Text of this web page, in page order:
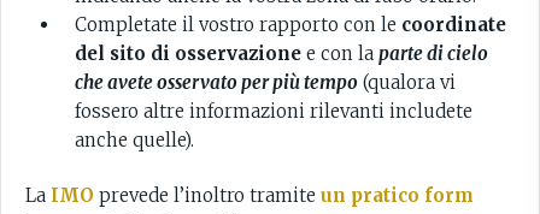
Completate il vostro rapporto con le coordinate
del sito di osservazione e con la parte di cielo
che avete osservato per più tempo (qualora vi
fossero altre informazioni rilevanti includete
anche quelle).
La IMO prevede l’inoltro tramite un pratico form